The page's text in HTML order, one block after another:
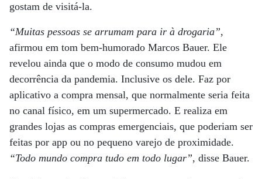
gostam de visitá-la.
“Muitas pessoas se arrumam para ir à drogaria”,
afirmou em tom bem-humorado Marcos Bauer. Ele
revelou ainda que o modo de consumo mudou em
decorrência da pandemia. Inclusive os dele. Faz por
aplicativo a compra mensal, que normalmente seria feita
no canal físico, em um supermercado. E realiza em
grandes lojas as compras emergenciais, que poderiam ser
feitas por app ou no pequeno varejo de proximidade.
“Todo mundo compra tudo em todo lugar”, disse Bauer.